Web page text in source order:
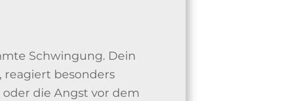
Schwingung. Dein
besonders
die Angst vor dem